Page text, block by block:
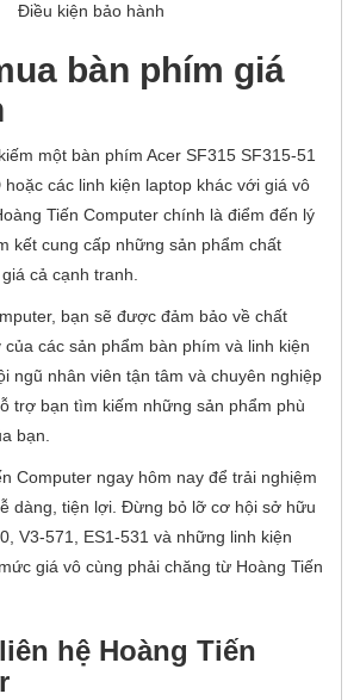
Điều kiện bảo hành
bàn phím giá
một bàn phím Acer SF315 SF315-51
hoặc các linh kiện laptop khác với giá vô
Tiến Computer chính là điểm đến lý
kết cung cấp những sản phẩm chất
cả cạnh tranh.
bạn sẽ được đảm bảo về chất
các sản phẩm bàn phím và linh kiện
ngũ nhân viên tận tâm và chuyên nghiệp
trợ bạn tìm kiếm những sản phẩm phù
bạn.
Computer ngay hôm nay để trải nghiệm
dàng, tiện lợi. Đừng bỏ lỡ cơ hội sở hữu
V3-571, ES1-531 và những linh kiện
giá vô cùng phải chăng từ Hoàng Tiến
hệ Hoàng Tiến